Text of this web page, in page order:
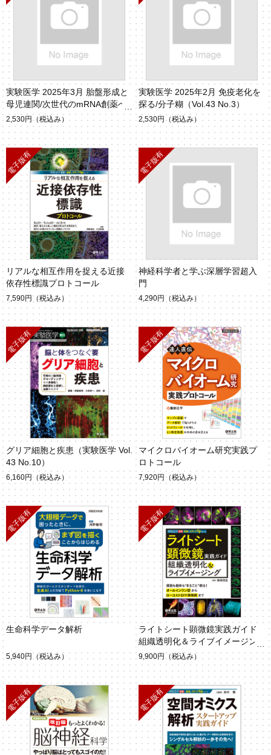
実験医学 2025年3月 胎盤形成と
母児連関/次世代のmRNA創薬へ
（Vol.43 No.4）
2,530円 （税込み）
実験医学 2025年2月 免疫老化を
探る/分子糊（Vol.43 No.3）
2,530円 （税込み）
リアルな相互作用を捉える近接
依存性標識プロトコール
7,590円 （税込み）
神経科学者と学ぶ深層学習超入
門
4,290円 （税込み）
グリア細胞と疾患（実験医学 Vol.
43 No.10）
6,160円 （税込み）
マイクロバイオーム研究実践プ
ロトコール
7,920円 （税込み）
生命科学データ解析
5,940円 （税込み）
ライトシート顕微鏡実践ガイド
組織透明化＆ライブイメージン
グ
9,900円 （税込み）